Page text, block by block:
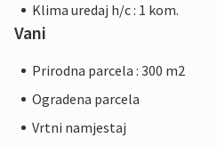
Klima uredaj h/c : 1 kom.
Vani
Prirodna parcela : 300 m2
Ogradena parcela
Vrtni namjestaj